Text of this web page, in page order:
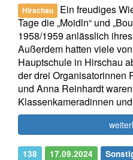
Hirschau
Ein freudiges
Tage die „Moidln“ und
1958/1959 anlässlich
Außerdem hatten viele
Hauptschule in Hirschau
der drei Organisatorinnen
und Anna Reinhardt
Klassenkameradinnen
138 17.09.2024